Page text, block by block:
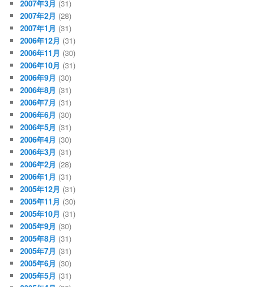
2007年3月 (31)
2007年2月 (28)
2007年1月 (31)
2006年12月 (31)
2006年11月 (30)
2006年10月 (31)
2006年9月 (30)
2006年8月 (31)
2006年7月 (31)
2006年6月 (30)
2006年5月 (31)
2006年4月 (30)
2006年3月 (31)
2006年2月 (28)
2006年1月 (31)
2005年12月 (31)
2005年11月 (30)
2005年10月 (31)
2005年9月 (30)
2005年8月 (31)
2005年7月 (31)
2005年6月 (30)
2005年5月 (31)